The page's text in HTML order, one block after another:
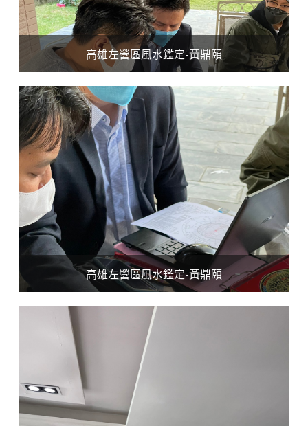
高雄左營區風水鑑定-黃鼎頤
高雄左營區風水鑑定-黃鼎頤